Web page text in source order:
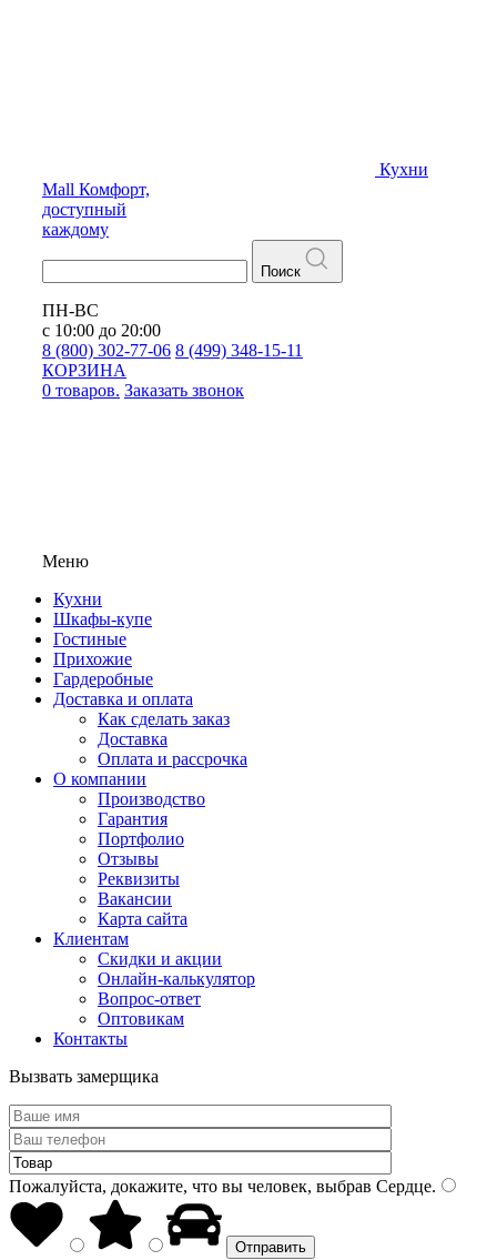
Кухни
Mall Комфорт,
доступный
каждому
Поиск
ПН-ВС
с 10:00 до 20:00
8 (800) 302-77-06 8 (499) 348-15-11
КОРЗИНА
0 товаров. Заказать звонок
Меню
Кухни
Шкафы-купе
Гостиные
Прихожие
Гардеробные
Доставка и оплата
Как сделать заказ
Доставка
Оплата и рассрочка
О компании
Производство
Гарантия
Портфолио
Отзывы
Реквизиты
Вакансии
Карта сайта
Клиентам
Скидки и акции
Онлайн-калькулятор
Вопрос-ответ
Оптовикам
Контакты
Вызвать замерщика
Пожалуйста, докажите, что вы человек, выбрав Сердце.